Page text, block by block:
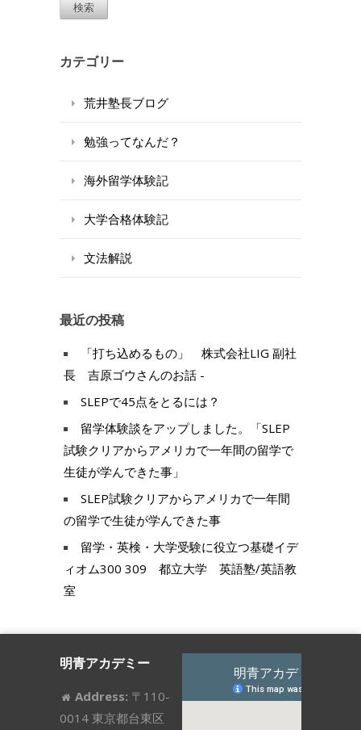
検索
カテゴリー
荒井塾長ブログ
勉強ってなんだ？
海外留学体験記
大学合格体験記
文法解説
最近の投稿
「打ち込めるもの」 株式会社LIG 副社
長 吉原ゴウさんのお話 -
SLEPで45点をとるには？
留学体験談をアップしました。「SLEP
試験クリアからアメリカで一年間の留学で
生徒が学んできた事」
SLEP試験クリアからアメリカで一年間
の留学で生徒が学んできた事
留学・英検・大学受験に役立つ基礎イデ
ィオム300 309 都立大学 英語塾/英語教
室
明青アカデミー
Address: 〒110-
0014 東京都台東区